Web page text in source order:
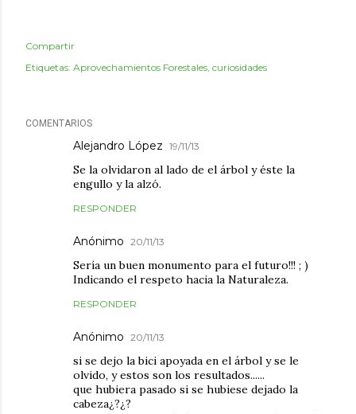
Compartir
Etiquetas: Aprovechamientos Forestales curiosidades
COMENTARIOS
Alejandro López 19/11/13
Se la olvidaron al lado de el árbol y éste la
engullo y la alzó.
RESPONDER
Anónimo 20/11/13
Sería un buen monumento para el futuro!!! ; )
Indicando el respeto hacia la Naturaleza.
RESPONDER
Anónimo 20/11/13
si se dejo la bici apoyada en el árbol y se le
olvido, y estos son los resultados......
que hubiera pasado si se hubiese dejado la
cabeza¿?¿?